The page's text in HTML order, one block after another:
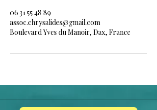
06 31 55 48 89
assoc.chrysalides@gmail.com
Boulevard Yves du Manoir, Dax, France